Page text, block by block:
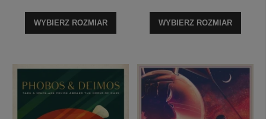
WYBIERZ ROZMIAR WYBIERZ ROZMIAR